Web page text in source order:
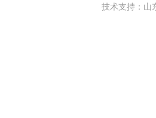
技术支持： 山